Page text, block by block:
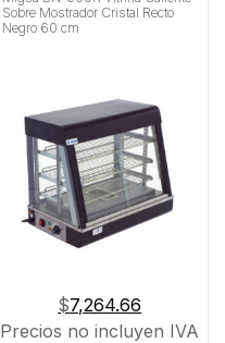
Sobre Mostrador Cristal Recto
Negro 60 cm
$7,264.66
Precios no incluyen IVA